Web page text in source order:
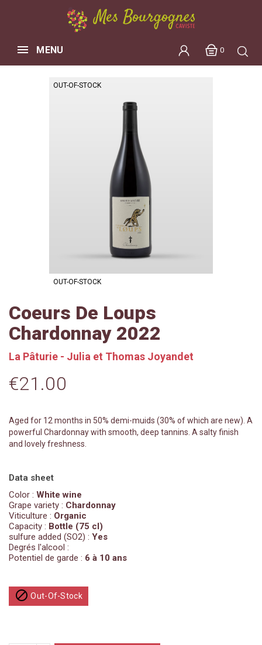
0
MENU
OUT-OF-STOCK
OUT-OF-STOCK
Coeurs De Loups
Chardonnay 2022
La Pâturie - Julia et Thomas Joyandet
€21.00
Aged for 12 months in 50% demi-muids (30% of which are new). A
powerful Chardonnay with smooth, deep tannins. A salty finish
and lovely freshness.
Data sheet
Color : White wine
Grape variety : Chardonnay
Viticulture : Organic
Capacity : Bottle (75 cl)
sulfure added (SO2) : Yes
Degrés l'alcool :
Potentiel de garde : 6 à 10 ans
 Out-Of-Stock